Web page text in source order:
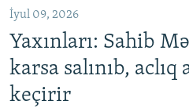
İyul 09, 2026
Yaxınları: Sahib
karsa salınıb, aclıq
keçirir